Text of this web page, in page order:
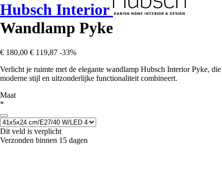
Hubsch Interior
Wandlamp Pyke
€ 180,00 € 119,87 -33%
Verlicht je ruimte met de elegante wandlamp Hubsch Interior Pyke, die
moderne stijl en uitzonderlijke functionaliteit combineert.
Maat
*
Dit veld is verplicht
Verzonden binnen 15 dagen